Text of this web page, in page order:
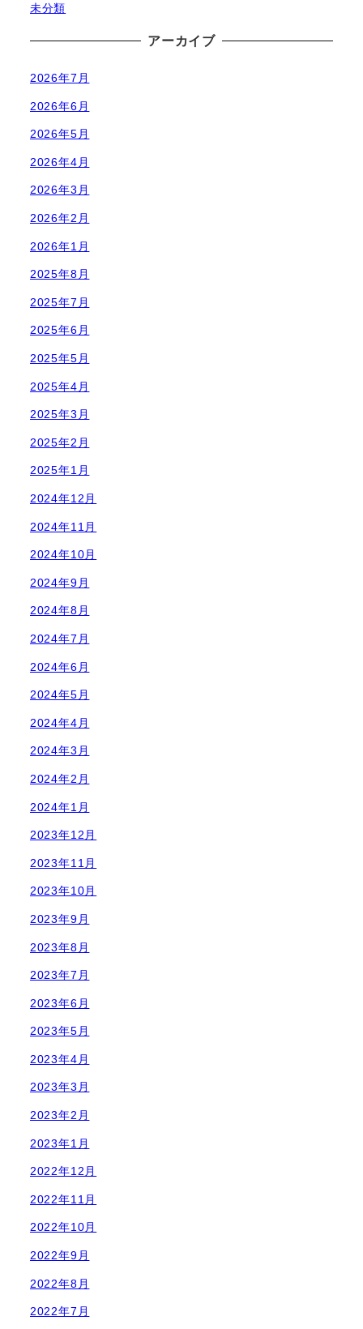
未分類
アーカイブ
2026年7月
2026年6月
2026年5月
2026年4月
2026年3月
2026年2月
2026年1月
2025年8月
2025年7月
2025年6月
2025年5月
2025年4月
2025年3月
2025年2月
2025年1月
2024年12月
2024年11月
2024年10月
2024年9月
2024年8月
2024年7月
2024年6月
2024年5月
2024年4月
2024年3月
2024年2月
2024年1月
2023年12月
2023年11月
2023年10月
2023年9月
2023年8月
2023年7月
2023年6月
2023年5月
2023年4月
2023年3月
2023年2月
2023年1月
2022年12月
2022年11月
2022年10月
2022年9月
2022年8月
2022年7月